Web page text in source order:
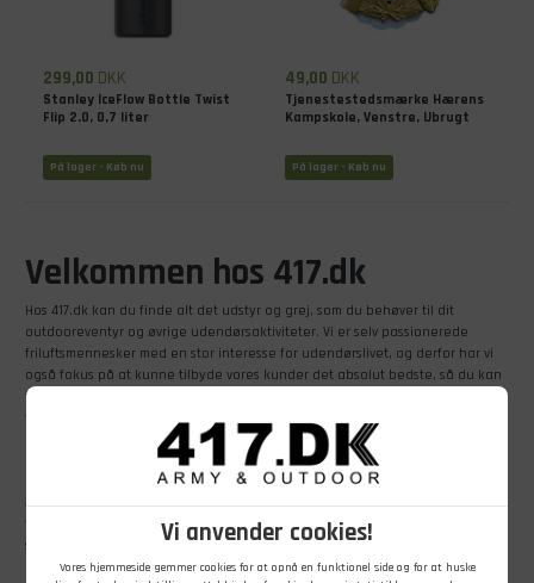
Vi anvender cookies!
Vores hjemmeside gemmer cookies for at opnå en funktionel side og for at huske
299,00 DKK
Stanley IceFlow Bottle Twist
Flip 2.0, 0,7 liter
På lager - Køb nu
49,00 DKK
Tjenestestedsmærke Hærens
Kampskole, Venstre, Ubrugt
På lager - Køb nu
Velkommen hos 417.dk
Hos 417.dk kan du finde alt det udstyr og grej, som du behøver til dit
outdooreventyr og øvrige udendørsaktiviteter. Vi er selv passionerede
friluftsmennesker med en stor interesse for udendørslivet, og derfor har vi
også fokus på at kunne tilbyde vores kunder det absolut bedste, så du kan
få det maksimale ud af udelivet. Så gå endelig på opdagelse hos 417.dk og
find det, du skal bruge til dit næste eventyr.
Spændende sortiment hos 417.dk
417.dk tilbyder et stort og spændende udvalg af beklædning, udstyr og grej
til både mænd, kvinder og børn, som du kan kigge nærmere på her i vores
shop. Du er også velkommen til at besøge vores butik, der befinder sig lidt
nord for Randers. Butikken er fyldt med grej fra ende til anden – og du kan